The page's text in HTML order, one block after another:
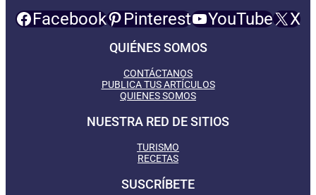
Facebook Pinterest YouTube X
QUIÉNES SOMOS
CONTÁCTANOS
PUBLICA TUS ARTÍCULOS
QUIENES SOMOS
NUESTRA RED DE SITIOS
TURISMO
RECETAS
SUSCRÍBETE